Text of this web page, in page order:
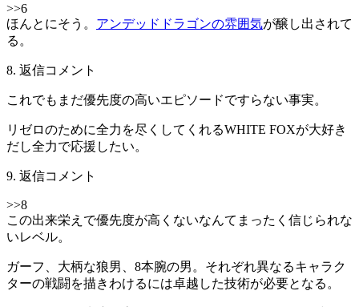
>>6
ほんとにそう。 アンデッドドラゴンの雰囲気が醸し出されて
る。
8. 返信コメント
これでもまだ優先度の高いエピソードですらない事実。
リゼロのために全力を尽くしてくれるWHITE FOXが大好き
だし全力で応援したい。
9. 返信コメント
>>8
この出来栄えで優先度が高くないなんてまったく信じられな
いレベル。
ガーフ、大柄な狼男、8本腕の男。それぞれ異なるキャラク
ターの戦闘を描きわけるには卓越した技術が必要となる。